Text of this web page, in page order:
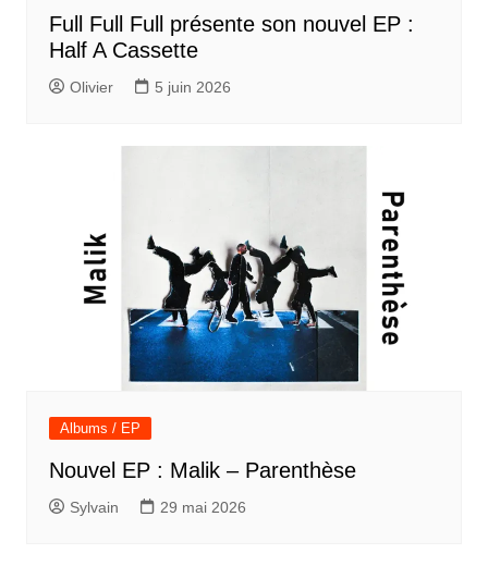
Full Full Full présente son nouvel EP :
Half A Cassette
Olivier 5 juin 2026
Albums / EP
Nouvel EP : Malik – Parenthèse
Sylvain 29 mai 2026